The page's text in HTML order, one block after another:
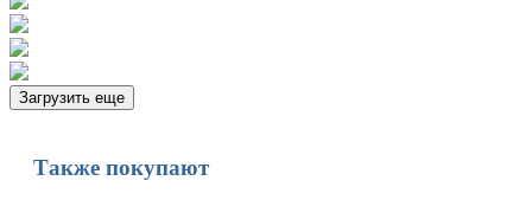
Загрузить еще
Также покупают